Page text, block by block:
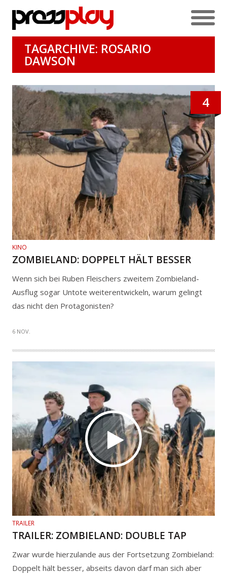
TAGARCHIVE: ROSARIO
DAWSON
4
KINO
ZOMBIELAND: DOPPELT HÄLT BESSER
Wenn sich bei Ruben Fleischers zweitem Zombieland-
Ausflug sogar Untote weiterentwickeln, warum gelingt
das nicht den Protagonisten?
6 NOV.
TRAILER
TRAILER: ZOMBIELAND: DOUBLE TAP
Zwar wurde hierzulande aus der Fortsetzung Zombieland:
Doppelt hält besser, abseits davon darf man sich aber